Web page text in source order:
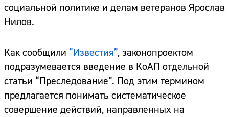
социальной политике и делам ветеранов Ярослав
Нилов.
Как сообщили “Известия”, законопроектом
подразумевается введение в КоАП отдельной
статьи “Преследование”. Под этим термином
предлагается понимать систематическое
совершение действий, направленных на